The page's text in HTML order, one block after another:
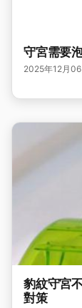
守宮需要
2025年12月06
豹紋守宮
對策